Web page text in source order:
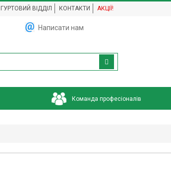
ГУРТОВИЙ ВІДДІЛ КОНТАКТИ АКЦІЇ!
Написати нам
Команда професіоналів